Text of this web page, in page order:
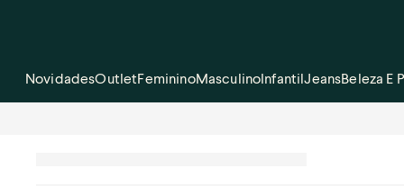
NovidadesOutletFemininoMasculinoInfantilJeansBeleza E